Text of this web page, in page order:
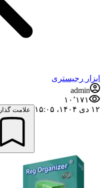
ابزار رجیستری
admin
۱۰٬۱۷۱
۱۲ دی ۱۴۰۴،‏ ۱۵:۰۵
علامت